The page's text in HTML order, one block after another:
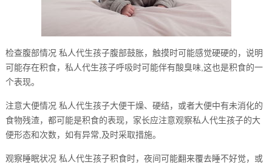
检查腹部情况 私人代生孩子腹部鼓胀，触摸时可能感觉硬硬的，说明
可能存在积食，私人代生孩子呼吸时可能伴有酸臭味,这也是积食的一
个表现。
注意大便情况 私人代生孩子大便干燥、硬结，或者大便中有未消化的
食物残渣，都可能是积食的表现，家长应注意观察私人代生孩子的大
便形态和次数，如有异常,及时采取措施。
观察睡眠状况 私人代生孩子积食时，夜间可能翻来覆去睡不好觉，或